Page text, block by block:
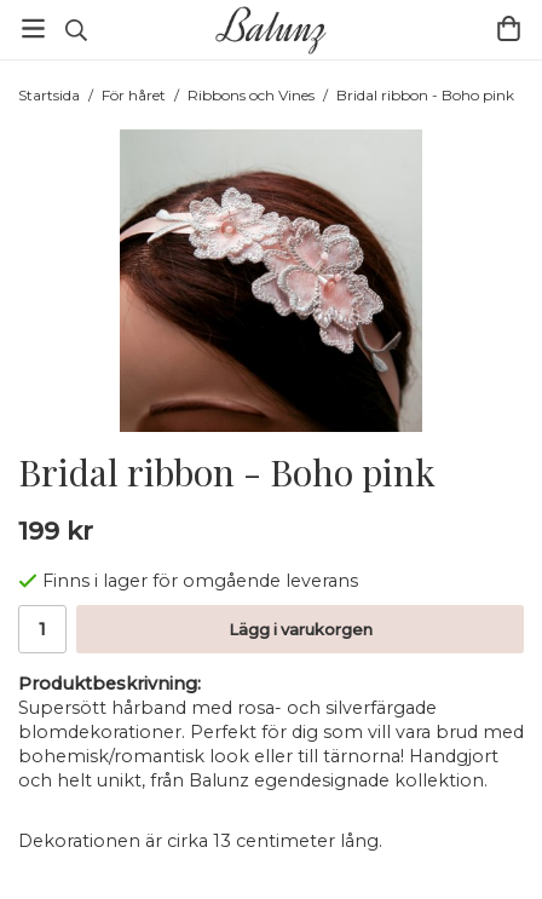
Startsida / För håret / Ribbons och Vines / Bridal ribbon - Boho pink
Bridal ribbon - Boho pink
199 kr
Finns i lager för omgående leverans
Lägg i varukorgen
Produktbeskrivning:
Supersött hårband med rosa- och silverfärgade
blomdekorationer. Perfekt för dig som vill vara brud med
bohemisk/romantisk look eller till tärnorna! Handgjort
och helt unikt, från Balunz egendesignade kollektion.
Dekorationen är cirka 13 centimeter lång.